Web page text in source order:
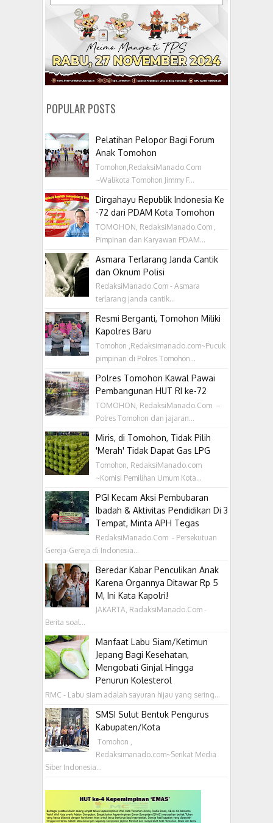
POPULAR POSTS
Pelatihan Pelopor Bagi Forum
Anak Tomohon
Tomohon,RedaksiManado.Com
~Walikota Tomohon Jimmy F...
Dirgahayu Republik Indonesia Ke
-72 dari PDAM Kota Tomohon
TOMOHON, RedaksiManado.Com ,
Pimpinan dan Karyawan PDAM...
Asmara Terlarang Janda Cantik
dan Oknum Polisi
RedaksiManado.Com - Asmara
terlarang janda cantik...
Resmi Berganti, Tomohon Miliki
Kapolres Baru
Tomohon ,Redaksimanado.com~Pucuk
pimpinan di Polres Tomohon...
Polres Tomohon Kawal Pawai
Pembangunan HUT RI ke-72
TOMOHON, RedaksiManado.Com –
Polres Tomohon dan jajaran...
Miris, di Tomohon, Tidak Pilih
'Merah' Tidak Dapat Gas LPG
Tomohon, RedaksiManado.com
~Komisi Pemilihan Umum Kota...
PGI Kecam Aksi Pembubaran
Ibadah & Aktivitas Pendidikan Di 3
Tempat, Minta APH Tegas
RedaksiManado.Com - Persekutuan
Gereja-Gereja di Indonesia...
Beredar Kabar Penculikan Anak
Karena Organnya Ditawar Rp 5
M, Ini Kata Kapolri!
JAKARTA, RadaksiManado.Com -
Berita soal...
Manfaat Labu Siam/Ketimun
Jepang Bagi Kesehatan,
Mengobati Ginjal Hingga
Penurun Kolesterol
RMC - Labu siam adalah sayuran hijau yang sering...
SMSI Sulut Bentuk Pengurus
Kabupaten/Kota
‎ Tomohon ,
Redaksimanado.com~Serikat Media
Siber Indonesia...